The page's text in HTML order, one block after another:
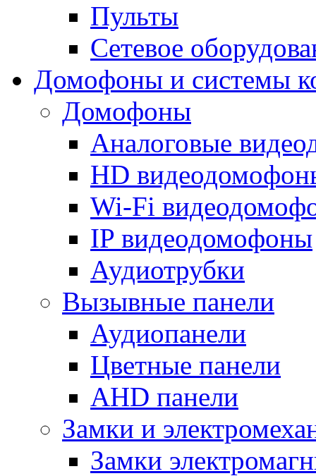
Пульты
Сетевое
Домофоны и системы
Домофоны
Аналоговые
HD
Wi-Fi
IP видеодомофоны
Аудиотрубки
Вызывные панели
Аудиопанели
Цветные панели
AHD панели
Замки и
Замки